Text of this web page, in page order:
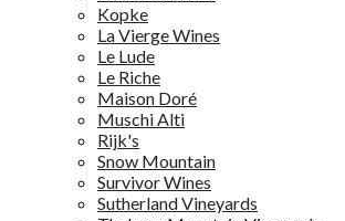
Kopke
La Vierge Wines
Le Lude
Le Riche
Maison Doré
Muschi Alti
Rijk's
Snow Mountain
Survivor Wines
Sutherland Vineyards